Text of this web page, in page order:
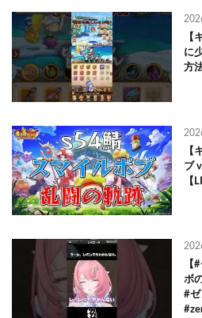
【
に
方
【
ブ
【
【
ボ
#ゼ